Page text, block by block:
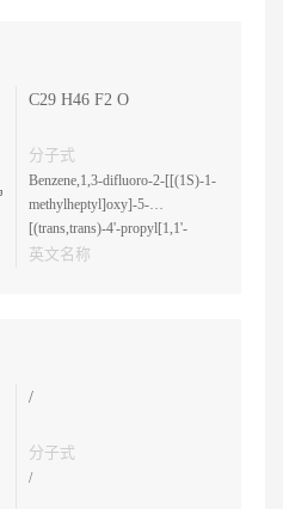
C29 H46 F2 O
分子式
Benzene,1,3-difluoro-2-[[(1S)-1-
methylheptyl]oxy]-5-
[(trans,trans)-4'-propyl[1,1'-
bicyclohexyl]-4-yl]-
英文名称
/
分子式
/